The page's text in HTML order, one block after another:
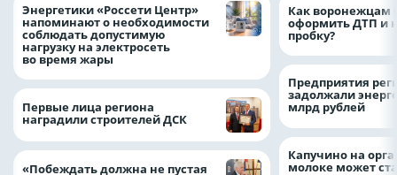
Энергетики «Россети Центр»
напоминают о необходимости
соблюдать допустимую
нагрузку на электросеть
во время жары
Первые лица региона
наградили строителей ДСК
«Побеждать должна не пустая
Как воронежцам
оформить ДТП и
пробку?
Предприятия
задолжали
млрд рублей
Капучино на
молоке может